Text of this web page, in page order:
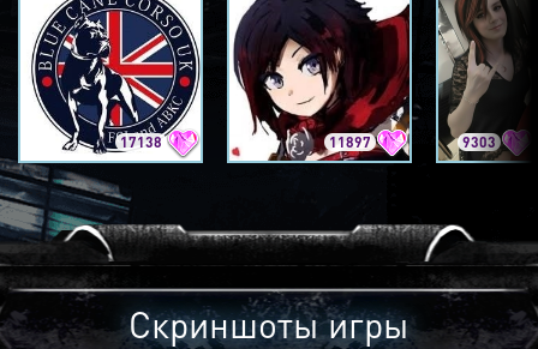
17138 11897 9303
Скриншоты игры